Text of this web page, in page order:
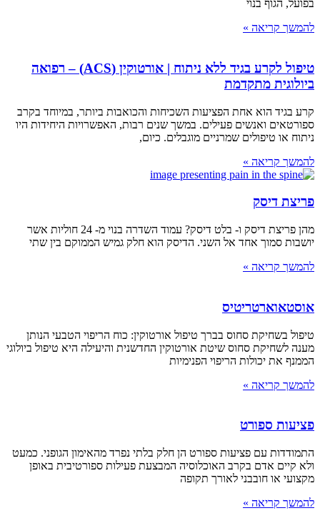
בפועל, הגוף בנוי
להמשך קריאה »
טיפול לקרע בגיד ללא ניתוח | אורטוקין (ACS) – רפואה
ביולוגית מתקדמת
קרע בגיד הוא אחת הפציעות השכיחות והכואבות ביותר, במיוחד בקרב
ספורטאים ואנשים פעילים. במשך שנים רבות, האפשרויות היחידות היו
ניתוח או טיפולים שמרניים מוגבלים. כיום,
להמשך קריאה »
פריצת דיסק
מהן פריצת דיסק ו- בלט דיסק? עמוד השדרה בנוי מ- 24 חוליות אשר
יושבות סמוך אחד אל השני. הדיסק הוא חלק גמיש הממוקם בין שתי
להמשך קריאה »
אוסטאוארטריטיס
טיפול בשחיקת סחוס בברך טיפול אורטוקין: כוח הריפוי הטבעי הנותן
מענה לשחיקת סחוס שיטת אורטוקין החדשנית והיעילה היא טיפול ביולוגי
הממנף את יכולות הריפוי הפנימיות
להמשך קריאה »
פציעות ספורט
התמודדות עם פציעות ספורט הן חלק בלתי נפרד מהאימון הגופני. כמעט
ולא קיים אדם בקרב האוכלוסיה המבצעת פעילות ספורטיבית באופן
מקצועי או חובבני לאורך תקופה
להמשך קריאה »